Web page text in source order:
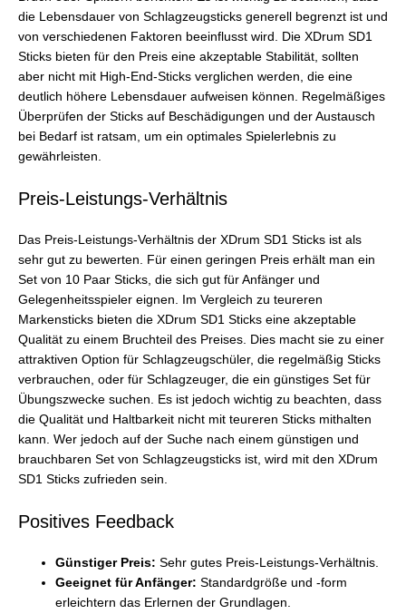
die Lebensdauer von Schlagzeugsticks generell begrenzt ist und
von verschiedenen Faktoren beeinflusst wird. Die XDrum SD1
Sticks bieten für den Preis eine akzeptable Stabilität, sollten
aber nicht mit High-End-Sticks verglichen werden, die eine
deutlich höhere Lebensdauer aufweisen können. Regelmäßiges
Überprüfen der Sticks auf Beschädigungen und der Austausch
bei Bedarf ist ratsam, um ein optimales Spielerlebnis zu
gewährleisten.
Preis-Leistungs-Verhältnis
Das Preis-Leistungs-Verhältnis der XDrum SD1 Sticks ist als
sehr gut zu bewerten. Für einen geringen Preis erhält man ein
Set von 10 Paar Sticks, die sich gut für Anfänger und
Gelegenheitsspieler eignen. Im Vergleich zu teureren
Markensticks bieten die XDrum SD1 Sticks eine akzeptable
Qualität zu einem Bruchteil des Preises. Dies macht sie zu einer
attraktiven Option für Schlagzeugschüler, die regelmäßig Sticks
verbrauchen, oder für Schlagzeuger, die ein günstiges Set für
Übungszwecke suchen. Es ist jedoch wichtig zu beachten, dass
die Qualität und Haltbarkeit nicht mit teureren Sticks mithalten
kann. Wer jedoch auf der Suche nach einem günstigen und
brauchbaren Set von Schlagzeugsticks ist, wird mit den XDrum
SD1 Sticks zufrieden sein.
Positives Feedback
Günstiger Preis: Sehr gutes Preis-Leistungs-Verhältnis.
Geeignet für Anfänger: Standardgröße und -form
erleichtern das Erlernen der Grundlagen.